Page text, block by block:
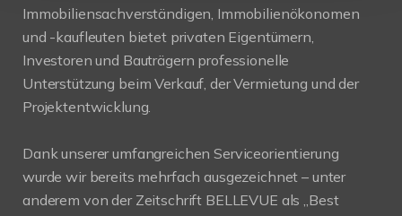
Immobiliensachverständigen, Immobilienökonomen
und -kaufleuten bietet privaten Eigentümern,
Investoren und Bauträgern professionelle
Unterstützung beim Verkauf, der Vermietung und der
Projektentwicklung.
Dank unserer umfangreichen Serviceorientierung
wurde wir bereits mehrfach ausgezeichnet – unter
anderem von der Zeitschrift BELLEVUE als „Best